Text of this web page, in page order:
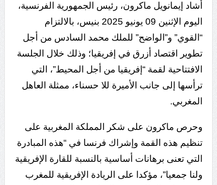
أشاد إيمانويل ماكرون، رئيس الجمهورية الفرنسية،
اليوم الإثنين 09 يونيو 2025 بنيس، بالالتزام
“القوي” و”الواضح” للملك محمد السادس من أجل
تطوير اقتصاد أزرق في إفريقيا؛ وذلك خلال الجلسة
الافتتاحية لقمة “إفريقيا من أجل المحيط”، التي
ترأسها إلى جانب الأميرة للا حسناء، ممثلة العاهل
المغربي.
وحرص ماكرون على شكر المملكة المغربية على
تنظيم هذه القمة وإشراك فرنسا في “هذه المبادرة
التي تعنى برهانات أساسية بالنسبة للقارة الإفريقية
ولنا جمعيا”، مؤكدا على الريادة الإفريقية للمغرب